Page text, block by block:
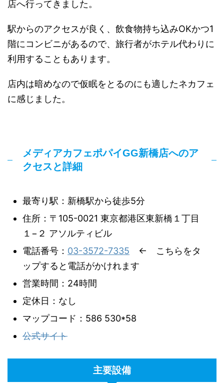
店へ行ってきました。
駅からのアクセスが良く、飲食物持ち込みOKかつ1
階にコンビニがあるので、旅行者がホテル代わりに
利用することもあります。
店内は暗めなので仮眠をとるのにも適したネカフェ
に感じました。
メディアカフェポパイGG新橋店へのア
クセスと詳細
最寄り駅：新橋駅から徒歩5分
住所：〒105-0021 東京都港区東新橋１丁目
１−２ アソルティビル
電話番号： 03-3572-7335 ← こちらをタ
ップすると電話がかけれます
営業時間：24時間
定休日：なし
マップコード：586 530*58
公式サイト
主要設備